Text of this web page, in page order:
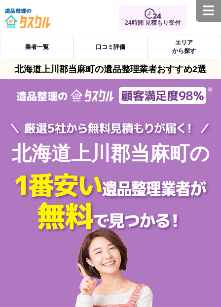
24時間 見積もり受付
業者一覧 口コミ評価
エリア
から探す
北海道上川郡当麻町の遺品整理業者おすすめ2選
北海道上川郡当麻町の